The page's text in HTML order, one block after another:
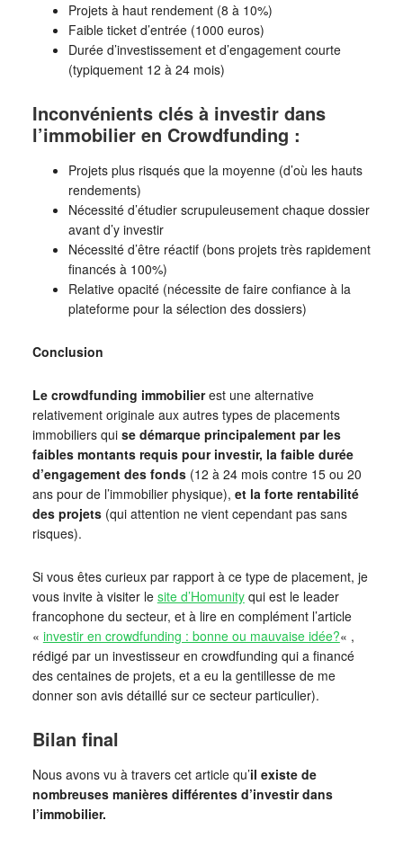
Projets à haut rendement (8 à 10%)
Faible ticket d’entrée (1000 euros)
Durée d’investissement et d’engagement courte
(typiquement 12 à 24 mois)
Inconvénients clés à investir dans
l’immobilier en Crowdfunding :
Projets plus risqués que la moyenne (d’où les hauts
rendements)
Nécessité d’étudier scrupuleusement chaque dossier
avant d’y investir
Nécessité d’être réactif (bons projets très rapidement
financés à 100%)
Relative opacité (nécessite de faire confiance à la
plateforme pour la sélection des dossiers)
Conclusion
Le crowdfunding immobilierest une alternative
relativement originale aux autres types de placements
immobiliers qui se démarque principalement par les
faibles montants requis pour investir, la faible durée
d’engagement des fonds(12 à 24 mois contre 15 ou 20
ans pour de l’immobilier physique), et la forte rentabilité
des projets(qui attention ne vient cependant pas sans
risques).
Si vous êtes curieux par rapport à ce type de placement, je
vous invite à visiter le site d’Homunityqui est le leader
francophone du secteur, et à lire en complément l’article
« investir en crowdfunding : bonne ou mauvaise idée?« ,
rédigé par un investisseur en crowdfunding qui a financé
des centaines de projets, et a eu la gentillesse de me
donner son avis détaillé sur ce secteur particulier).
Bilan final
Nous avons vu à travers cet article qu’il existe de
nombreuses manières différentes d’investir dans
l’immobilier.